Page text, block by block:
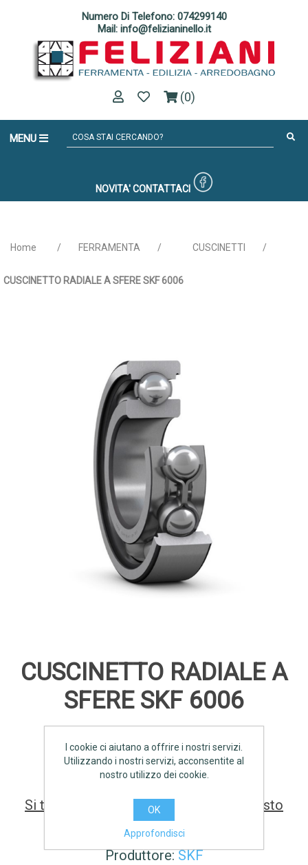
Numero Di Telefono: 074299140
Mail: info@felizianinello.it
(0)
MENU
NOVITA' CONTATTACI
Home / FERRAMENTA / CUSCINETTI /
CUSCINETTO RADIALE A SFERE SKF 6006
CUSCINETTO RADIALE A
SFERE SKF 6006
SCHEDA TECNICA
Si tratta della prima recensione per questo
prodotto
Produttore: SKF
I cookie ci aiutano a offrire i nostri servizi.
Utilizzando i nostri servizi, acconsentite al
nostro utilizzo dei cookie.
OK
Approfondisci